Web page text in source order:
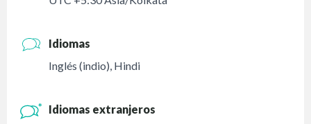
Idiomas
Inglés (indio), Hindi
Idiomas extranjeros